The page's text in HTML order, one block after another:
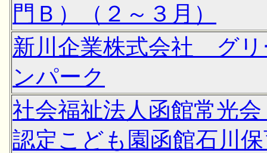
門Ｂ）（２～３月）
新川企業株式会社 グリ
ンパーク
社会福祉法人函館常光
認定こども園函館石川